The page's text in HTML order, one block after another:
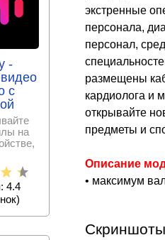
экстренные
персонала,
персонал,
размещены
кардиолога и
открывайте
предметы и
Описание
• максимум
Скриншоты
-
с
на
4.4